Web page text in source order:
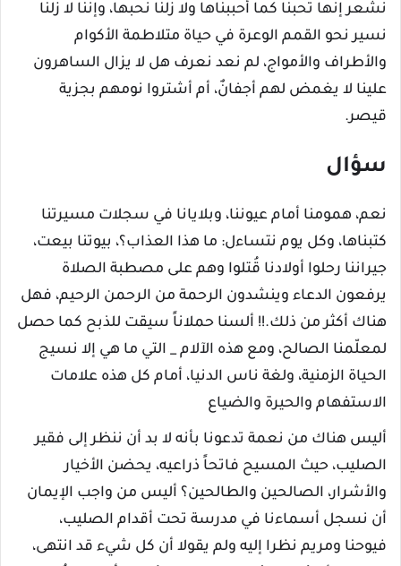
نشعر إنها تحبنا كما أحببناها ولا زلنا نحبها، وإننا لا زلنا
نسير نحو القمم الوعرة في حياة متلاطمة الأكوام
والأطراف والأمواج، لم نعد نعرف هل لا يزال الساهرون
علينا لا يغمض لهم أجفانٌ، أم أشتروا نومهم بجزية
قيصر.
سؤال
نعم، همومنا أمام عيوننا، وبلايانا في سجلات مسيرتنا
كتبناها، وكل يوم نتساءل: ما هذا العذاب؟، بيوتنا بيعت،
جيراننا رحلوا أولادنا قُتلوا وهم على مصطبة الصلاة
يرفعون الدعاء وينشدون الرحمة من الرحمن الرحيم، فهل
هناك أكثر من ذلك.!! ألسنا حملاناً سيقت للذبح كما حصل
لمعلّمنا الصالح، ومع هذه الآلام _ التي ما هي إلا نسيج
الحياة الزمنية، ولغة ناس الدنيا، أمام كل هذه علامات
الاستفهام والحيرة والضياع
أليس هناك من نعمة تدعونا بأنه لا بد أن ننظر إلى فقير
الصليب، حيث المسيح فاتحاً ذراعيه، يحضن الأخيار
والأشرار، الصالحين والطالحين؟ أليس من واجب الإيمان
أن نسجل أسماءنا في مدرسة تحت أقدام الصليب،
فيوحنا ومريم نظرا إليه ولم يقولا أن كل شيء قد انتهى،